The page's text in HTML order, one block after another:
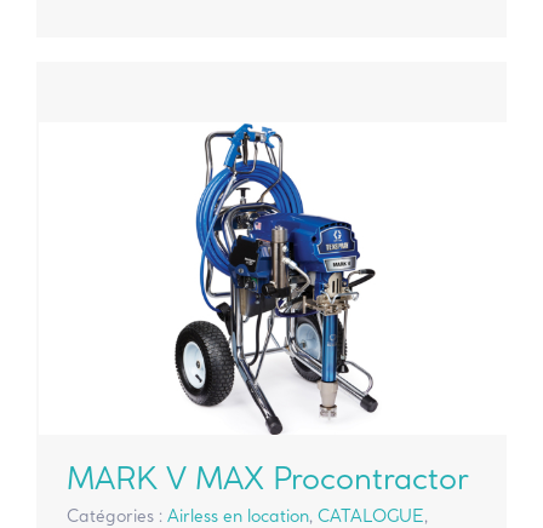
MARK V MAX Procontractor
Catégories : Airless en location, CATALOGUE,